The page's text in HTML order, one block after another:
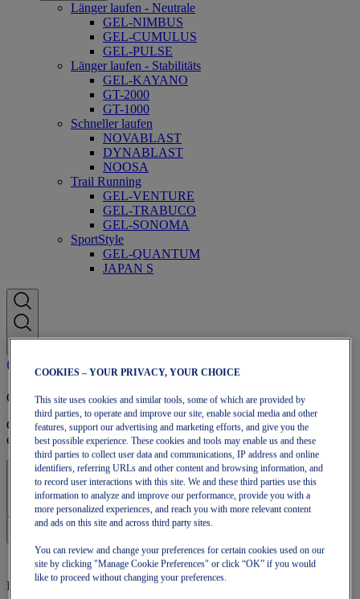
Länger laufen - Neutrale
GEL-NIMBUS
GEL-CUMULUS
GEL-PULSE
Länger laufen - Stabilitäts
GEL-KAYANO
GT-2000
GT-1000
Schneller laufen
NOVABLAST
DYNABLAST
NOOSA
Trail Running
GEL-VENTURE
GEL-TRABUCO
GEL-SONOMA
SportStyle
GEL-QUANTUM
JAPAN S
OneASICS™-Mitgliedschaft
Genieße kostenlosen Versand, kostenlose Rücksendungen,
exklusive Rabatte und mehr – mit den OneASICS™-Vorteilen.
Anmelden | Konto erstellen
Ihr Warenkorb ist leer
COOKIES – YOUR PRIVACY, YOUR CHOICE
This site uses cookies and similar tools, some of which are provided by
third parties, to operate and improve our site, enable social media and other
features, support our advertising and marketing efforts, and give you the
best possible experience. These cookies and tools may enable us and these
third parties to collect user data and communications, IP address and online
identifiers, referring URLs and other content and browsing information, and
to record user interactions with this site. We and these third parties use this
information to analyze and improve our performance, provide you with a
more personalized experiences, and reach you with more relevant content
and ads on this site and across third party sites.
You can review and change your preferences for certain cookies used on our
site by clicking "Manage Cookie Preferences" or click “OK” if you would
like to proceed without changing your preferences.